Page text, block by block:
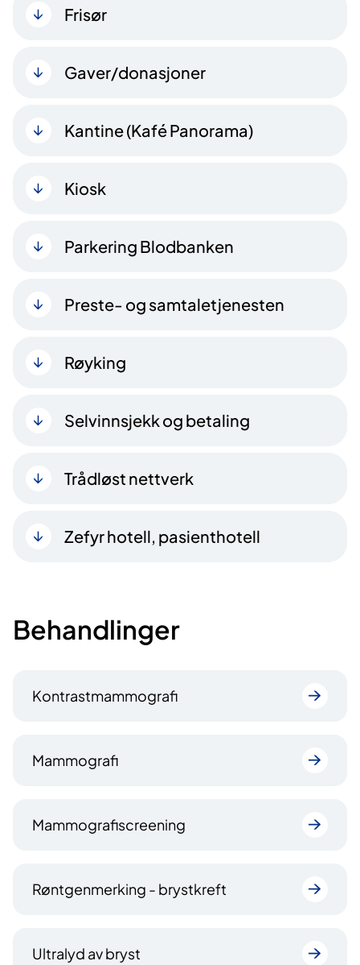
Frisør
Gaver/donasjoner
Kantine (Kafé Panorama)
Kiosk
Parkering Blodbanken
Preste- og samtaletjenesten
Røyking
Selvinnsjekk og betaling
Trådløst nettverk
Zefyr hotell, pasienthotell
Behandlinger
Kontrastmammografi
Mammografi
Mammografiscreening
Røntgenmerking - brystkreft
Ultralyd av bryst